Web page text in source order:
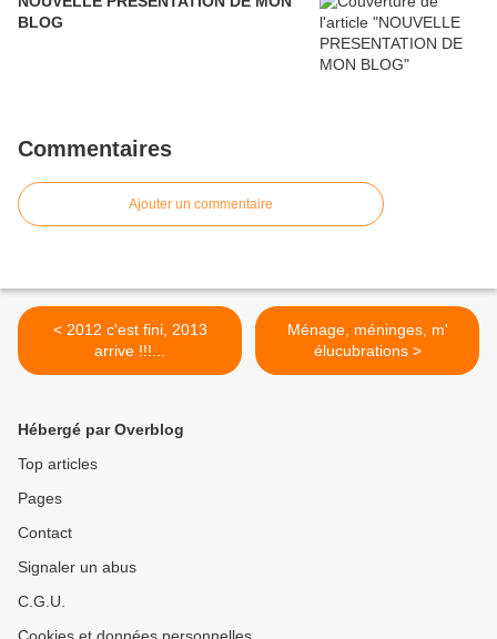
BLOG
Commentaires
Ajouter un commentaire
< 2012 c'est fini, 2013
arrive !!!...
Ménage, méninges, m'
élucubrations >
Hébergé par Overblog
Top articles
Pages
Contact
Signaler un abus
C.G.U.